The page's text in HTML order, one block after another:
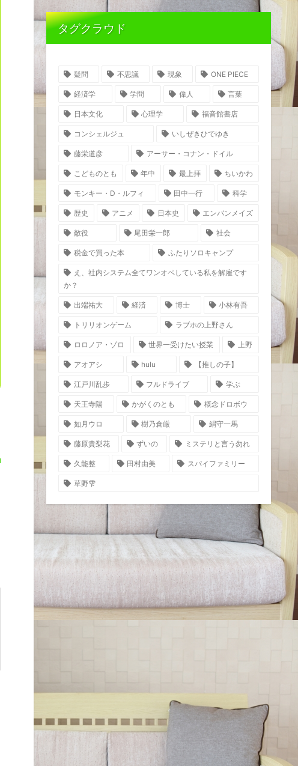
タグクラウド
疑問 不思議 現象 ONE PIECE
経済学 学問 偉人 言葉
日本文化 心理学 福音館書店
コンシェルジュ いしぜきひでゆき
藤栄道彦 アーサー・コナン・ドイル
こどものとも 年中 最上拝 ちいかわ
モンキー・D・ルフィ 田中一行 科学
歴史 アニメ 日本史 エンバンメイズ
敵役 尾田栄一郎 社会
税金で買った本 ふたりソロキャンプ
え、社内システム全てワンオペしている私を解雇です
か？
出端祐大 経済 博士 小林有吾
トリリオンゲーム ラブホの上野さん
ロロノア・ゾロ 世界一受けたい授業 上野
アオアシ hulu 【推しの子】
江戸川乱歩 フルドライブ 学ぶ
天王寺陽 かがくのとも 概念ドロボウ
如月ウロ 樹乃倉厳 絹守一馬
藤原貴梨花 ずいの ミステリと言う勿れ
久能整 田村由美 スパイファミリー
草野雫